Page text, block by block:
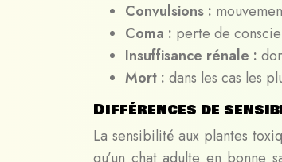
Convulsions :
Coma : perte de
Insuffisance rénale :
Mort : dans les cas les
Différences de
La sensibilité aux plantes